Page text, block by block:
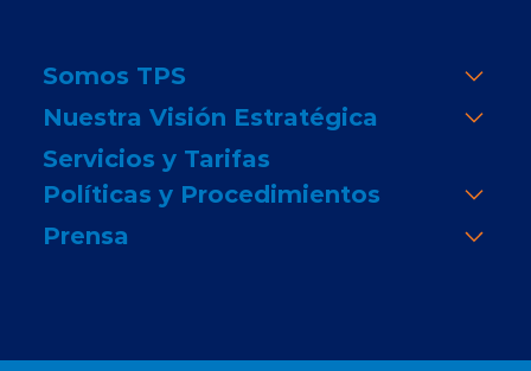
Somos TPS
Nuestra Visión Estratégica
Servicios y Tarifas
Políticas y Procedimientos
Prensa